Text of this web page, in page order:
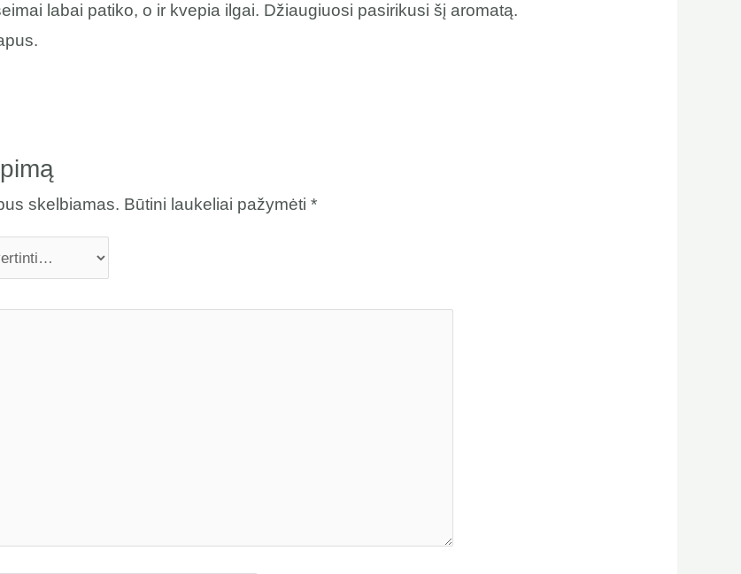
labai patiko, o ir kvepia ilgai. Džiaugiuosi pasirikusi šį aromatą.
skelbiamas. Būtini laukeliai pažymėti*